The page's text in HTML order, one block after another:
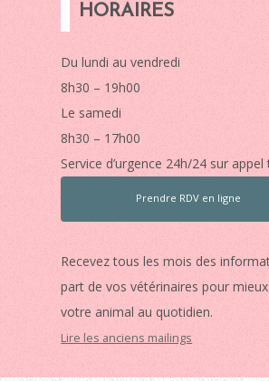
HORAIRES
Du lundi au vendredi
8h30 – 19h00
Le samedi
8h30 – 17h00
Service d’urgence 24h/24 sur
Prendre RDV en ligne
Recevez tous les mois des
part de vos vétérinaires pour
votre animal au quotidien.
Lire les anciens mailings